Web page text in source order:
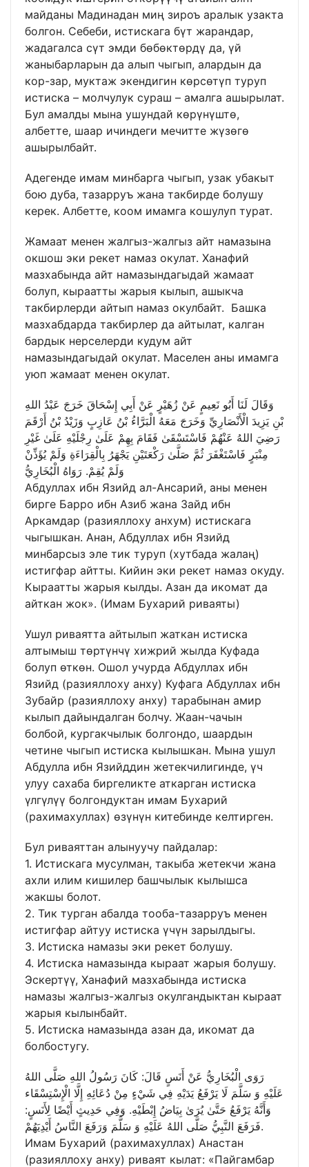
майданы Мадинадан миң зироъ аралык узакта
болгон. Себеби, истискага бүт жарандар,
жадагалса сүт эмди бөбөктөрдү да, үй
жаныбарларын да алып чыгып, алардын да
кор-зар, муктаж экендигин көрсөтүп туруп
истиска – молчулук сураш – амалга ашырылат.
Бул амалды мына ушундай көрүнүштө,
албетте, шаар ичиндеги мечитте жүзөгө
ашырылбайт.
Адегенде имам минбарга чыгып, узак убакыт
бою дуба, тазарруъ жана такбирде болушу
керек. Албетте, коом имамга кошулуп турат.
Жамаат менен жалгыз-жалгыз айт намазына
окшош эки рекет намаз окулат. Ханафий
мазхабында айт намазындагыдай жамаат
болуп, кыраатты жарыя кылып, ашыкча
такбирлерди айтып намаз окулбайт. Башка
мазхабдарда такбирлер да айтылат, калган
бардык нерселерди кудум айт
намазындагыдай окулат. Маселен аны имамга
уюп жамаат менен окулат.
وَقَالَ لَنَا أَبُو نَعِيمٍ عَنْ زُهَيْرٍ عَنْ أَبِي إِسْحَاقَ خَرَجَ عَبْدُ اللهِ
بْنِ يَزِيدَ الْأَنْصَارِيِّ وَخَرَجَ مَعَهُ الْبَرَّاءُ بْنُ عَازِبٍ وَزَيْدُ بْنُ أَرْقَمَ
رَضِيَ اللهُ عَنْهُمْ فَاسْتَسْقَىٰ فَقَامَ بِهِمْ عَلَىٰ رِجْلَيْهِ عَلَىٰ غَيْرِ
مِنْبَرٍ فَاسْتَغْفَرَ ثُمَّ صَلَّىٰ رَكْعَتَيْنِ يَجْهَرُ بِالْقِرَاءَةِ وَلَمْ يُؤَذِّنْ
وَلَمْ يُقِمْ. رَوَاهُ الْبُخَارِيُّ
Абдуллах ибн Язийд ал-Ансарий, аны менен
бирге Барро ибн Азиб жана Зайд ибн
Аркамдар (разияллоху анхум) истискага
чыгышкан. Анан, Абдуллах ибн Язийд
минбарсыз эле тик туруп (хутбада жалаң)
истигфар айтты. Кийин эки рекет намаз окуду.
Кыраатты жарыя кылды. Азан да икомат да
айткан жок». (Имам Бухарий риваяты)
Ушул риваятта айтылып жаткан истиска
алтымыш төртүнчү хижрий жылда Куфада
болуп өткөн. Ошол учурда Абдуллах ибн
Язийд (разияллоху анху) Куфага Абдуллах ибн
Зубайр (разияллоху анху) тарабынан амир
кылып дайындалган болчу. Жаан-чачын
болбой, кургакчылык болгондо, шаардын
четине чыгып истиска кылышкан. Мына ушул
Абдулла ибн Язийддин жетекчилигинде, үч
улуу сахаба биргеликте аткарган истиска
үлгүлүү болгондуктан имам Бухарий
(рахимахуллах) өзүнүн китебинде келтирген.
Бул риваяттан алынуучу пайдалар:
1. Истискага мусулман, такыба жетекчи жана
ахли илим кишилер башчылык кылышса
жакшы болот.
2. Тик турган абалда тооба-тазарруъ менен
истигфар айтуу истиска үчүн зарылдыгы.
3. Истиска намазы эки рекет болушу.
4. Истиска намазында кыраат жарыя болушу.
Эскертүү, Ханафий мазхабында истиска
намазы жалгыз-жалгыз окулгандыктан кыраат
жарыя кылынбайт.
5. Истиска намазында азан да, икомат да
болбостугу.
رَوَى الْبُخَارِيُّ عَنْ أَنَسٍ قَالَ: كَانَ رَسُولُ اللهِ صَلَّى اللهُ
عَلَيْهِ وَ سَلَّمَ لَا يَرْفَعُ يَدَيْهِ فِي شَيْءٍ مِنْ دُعَائِهِ إِلَّا الْإِسْتِسْقَاء
وَأَنَّهُ يَرْفَعُ حَتَّىٰ يُرَىٰ بِيَاضُ إِبْطَيْهِ. وَفِي حَدِيثٍ أَيْضًا لِأَنَسٍ:
فَرَفَعَ النَّبِيُّ صَلَّى اللهُ عَلَيْهِ وَ سَلَّمَ وَرَفَعَ النَّاسُ أَيْدِيَهُمْ.
Имам Бухарий (рахимахуллах) Анастан
(разияллоху анху) риваят кылат: «Пайгамбар